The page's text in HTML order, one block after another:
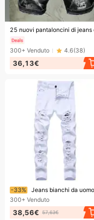
Finendo presto!
300+ Venduto 4.6(38)
36,13€
Finendo presto!
-33%
300+ Venduto
38,56€ 57,63€